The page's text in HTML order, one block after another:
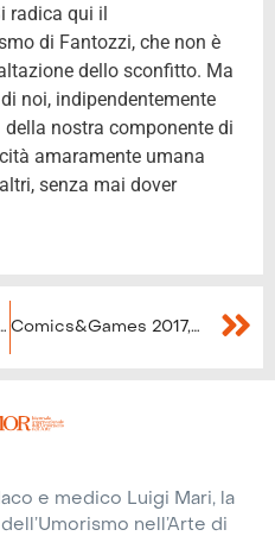
radica qui il
di Fantozzi, che non è
dello sconfitto. Ma
noi, indipendentemente
nostra componente di
amaramente umana
senza mai dover
Castello della Rancia Comics&Games 2017, tra Lady Oscar e Jeeg Robot
e medico Luigi Mari, la
nell’Arte di